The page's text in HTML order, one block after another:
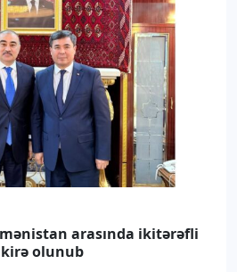
arasında ikitərəfli
olunub